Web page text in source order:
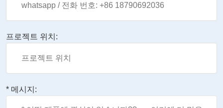
프로젝트 위치:
* 메시지: